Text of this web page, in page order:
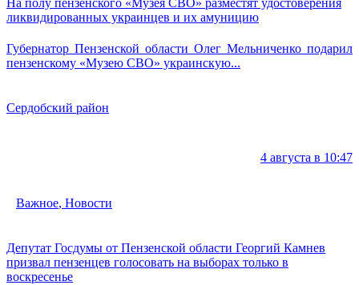
ликвидированных украинцев и их амуницию
Губернатор Пензенской области Олег Мельниченко подарил
пензенскому «Музею СВО» украинскую...
Сердобский район
4 августа в 10:47
Важное, Новости
Депутат Госдумы от Пензенской области Георгий Камнев
призвал пензенцев голосовать на выборах только в
воскресенье